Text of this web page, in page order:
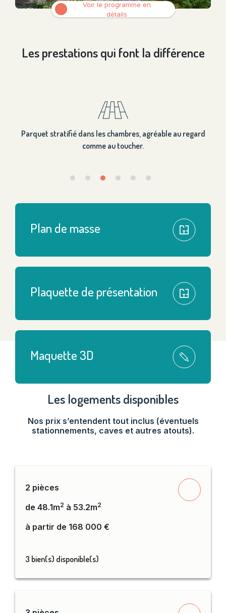
Voir le programme en
détails
Les prestations qui font la différence
Parquet stratifié dans les chambres, agréable au regard
comme au toucher.
Plan de masse
Plaquette de présentation
Maquette 3D
Les logements disponibles
Nos prix s’entendent tout inclus (éventuels
stationnements, caves et autres atouts).
2 pièces
de 48.1m2 à 53.2m2
à partir de 168 000 €
3 bien(s) disponible(s)